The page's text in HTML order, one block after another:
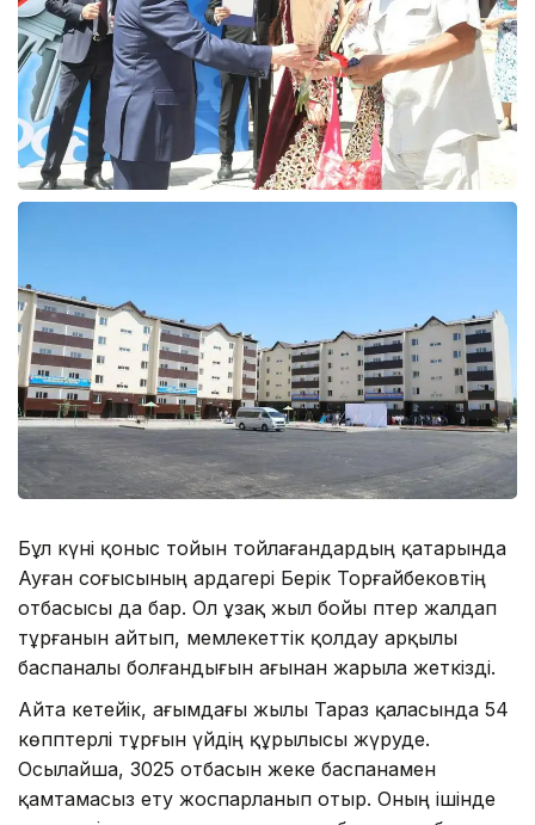
Бұл күні қоныс тойын тойлағандардың қатарында
Ауған соғысының ардагері Берік Торғайбековтің
отбасысы да бар. Ол ұзақ жыл бойы пәтер жалдап
тұрғанын айтып, мемлекеттік қолдау арқылы
баспаналы болғандығын ағынан жарыла жеткізді.
Айта кетейік, ағымдағы жылы Тараз қаласында 54
көппәтерлі тұрғын үйдің құрылысы жүруде.
Осылайша, 3025 отбасын жеке баспанамен
қамтамасыз ету жоспарланып отыр. Оның ішінде